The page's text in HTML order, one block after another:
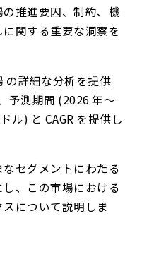
推進要因、制約、機
関する重要な洞察を
の詳細な分析を提供
予測期間 (2026 年〜
ル) と CAGR を提供し
セグメントにわたる
、この市場における
について説明しま